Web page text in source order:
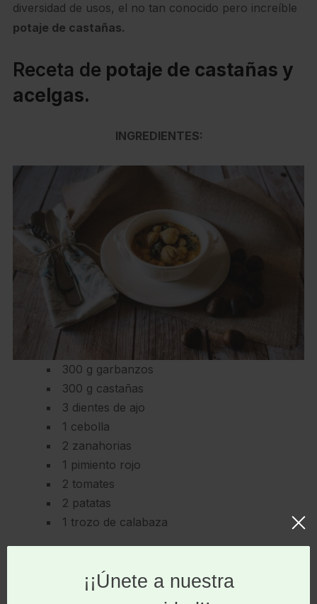
diversidad de usos, el no tan conocido pero increíble
potaje de castañas.
Receta de potaje de castañas y
acelgas.
INGREDIENTES:
300 g garbanzos
300 g castañas
3 dientes de ajo
1 cebolla
2 zanahorias
1 pimiento rojo
2 tomates
2 patatas
1 trozo de calabaza
1 hoja laurel
1 cucharadita de cúrcuma